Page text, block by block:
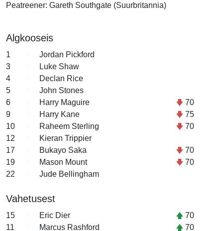
Peatreener: Gareth Southgate (Suurbritannia)
Algkooseis
1
Jordan Pickford
3
Luke Shaw
4
Declan Rice
5
John Stones
6
Harry Maguire
70
9
Harry Kane
75
10
Raheem Sterling
70
12
Kieran Trippier
17
Bukayo Saka
70
19
Mason Mount
70
22
Jude Bellingham
Vahetusest
15 Eric Dier
70
11
Marcus Rashford 70